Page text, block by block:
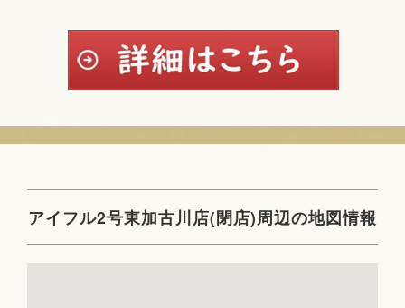
アイフル2号東加古川店(閉店)周辺の地図情報